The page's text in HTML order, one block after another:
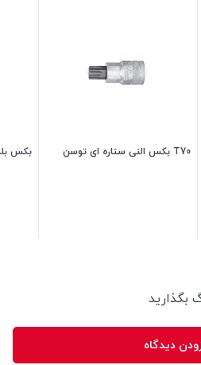
T70 بکس النی ستاره ای توسن بکس بلند
بگذارید
دیدگاه